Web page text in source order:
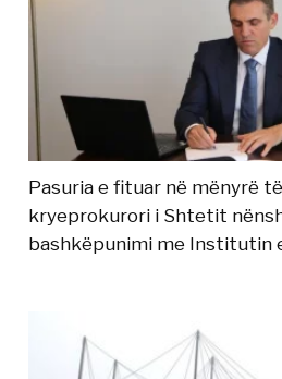
Pasuria e fituar në mënyrë
kryeprokurori i Shtetit
bashkëpunimi me Institutin